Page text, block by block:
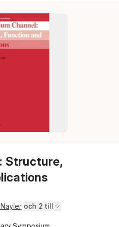
Structure,
och 2 till